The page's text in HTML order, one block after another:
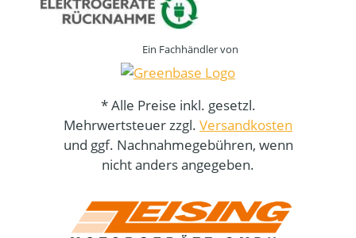
Ein Fachhändler von
* Alle Preise inkl. gesetzl.
Mehrwertsteuer zzgl. Versandkosten
und ggf. Nachnahmegebühren, wenn
nicht anders angegeben.